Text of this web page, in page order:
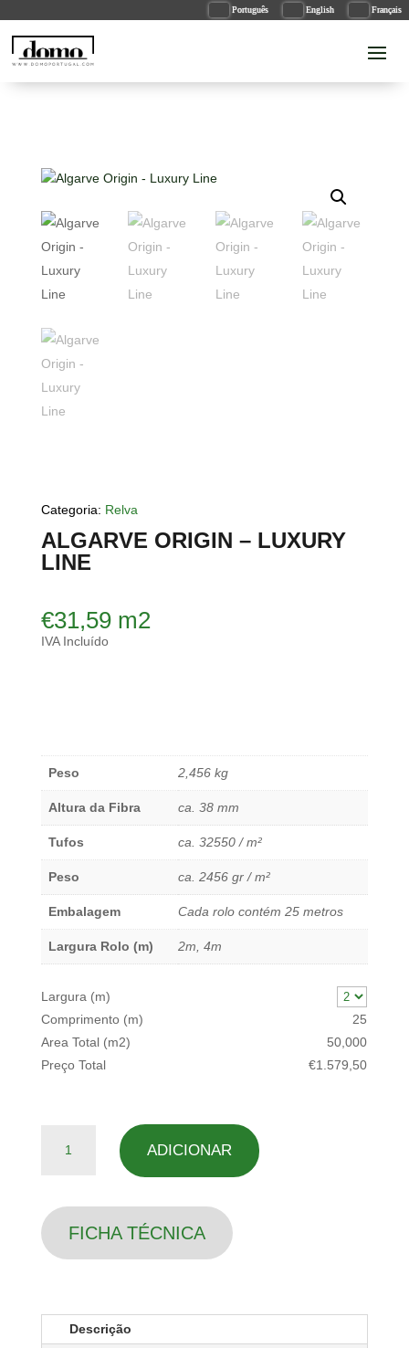
Português English Français
Categoria: Relva
ALGARVE ORIGIN – LUXURY
LINE
€31,59m2
IVA Incluído
Peso 2,456 kg
Altura da Fibra ca. 38 mm
Tufos ca. 32550 / m²
Peso ca. 2456 gr / m²
Embalagem Cada rolo contém 25 metros
Largura Rolo (m) 2m, 4m
Largura (m)
Comprimento (m)
25
Area Total (m2)
50,000
Preço Total
€1.579,50
-
Luxury
Line
ADICIONAR
FICHA TÉCNICA
Descrição